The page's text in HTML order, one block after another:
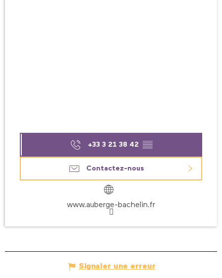
+33 3 21 38 42 ▒▒
Contactez-nous
www.auberge-bachelin.fr
Signaler une erreur